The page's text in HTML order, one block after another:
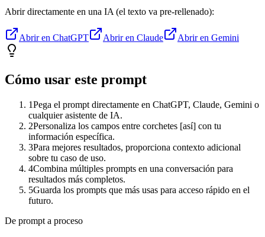
Abrir directamente en una IA (el texto va pre-rellenado):
Abrir en ChatGPT Abrir en Claude Abrir en Gemini
Cómo usar este prompt
1Pega el prompt directamente en ChatGPT, Claude, Gemini o
cualquier asistente de IA.
2Personaliza los campos entre corchetes [así] con tu
información específica.
3Para mejores resultados, proporciona contexto adicional
sobre tu caso de uso.
4Combina múltiples prompts en una conversación para
resultados más completos.
5Guarda los prompts que más usas para acceso rápido en el
futuro.
De prompt a proceso